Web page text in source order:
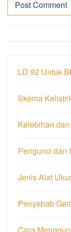
LD 92 Untuk
Skema
Kelebihan
Pengunci dan
Jenis Alat
Penyebab
Cara